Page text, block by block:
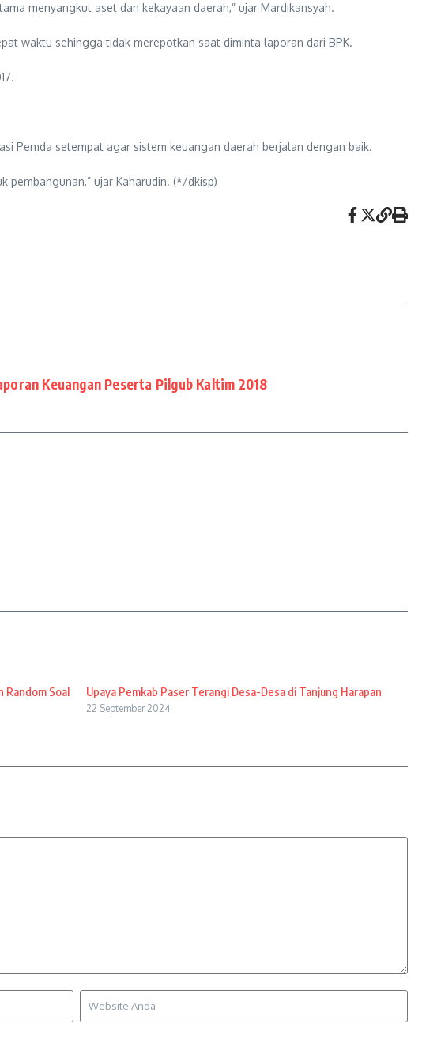
menyangkut aset dan kekayaan daerah,” ujar Mardikansyah.
waktu sehingga tidak merepotkan saat diminta laporan dari BPK.
Pemda setempat agar sistem keuangan daerah berjalan dengan baik.
pembangunan,” ujar Kaharudin. (*/dkisp)
Keuangan Peserta Pilgub Kaltim 2018
Random Soal
Upaya Pemkab Paser Terangi Desa-Desa di Tanjung Harapan
22 September 2024